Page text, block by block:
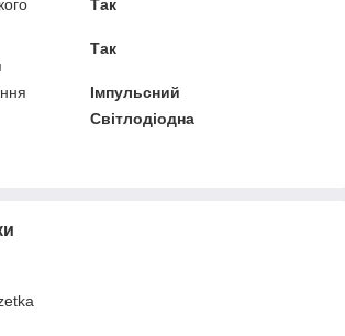
Так
Так
Імпульсний
Світлодіодна